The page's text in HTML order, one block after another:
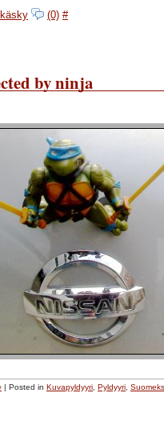
(0) #
by ninja
| Posted in Kuvapyldyyri Pyldyyri